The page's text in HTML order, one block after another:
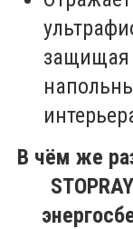
защищая
В чём же